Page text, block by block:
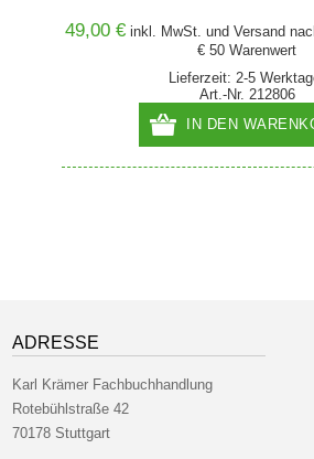
49,00 € inkl. MwSt. und Versand
€ 50 Warenwert
Lieferzeit: 2-5
Art.-Nr. 212806
IN DEN
ADRESSE
Karl Krämer Fachbuchhandlung
Rotebühlstraße 42
70178 Stuttgart